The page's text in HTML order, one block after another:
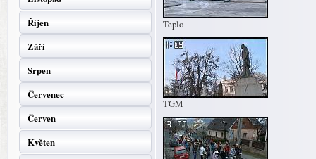
Říjen
Září
Srpen
Červenec
Červen
Květen
Teplo
TGM